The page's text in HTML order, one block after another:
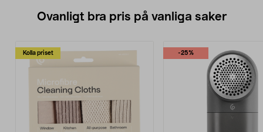
Ovanligt bra pris på vanliga saker
Kolla priset -25%